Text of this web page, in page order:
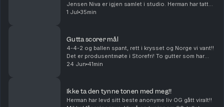
Jensen Niva er igjen samlet i studio. Herman har tatt
på seg croptoppen. Vi må en tur innom norske
1 Jul 35min
Gutta scorer mål
4-4-2 og ballen spant, rett i krysset og Norge vi vant!!
Det er produsentmøte i Storefri! To gutter som har
sovet lite… Mikkel gjør noe han aldri har gjort før og
24 Jun 41min
Ikke ta den tynne tonen med meg!!
Herman har levd sitt beste anonyme liv OG gått viralt!!